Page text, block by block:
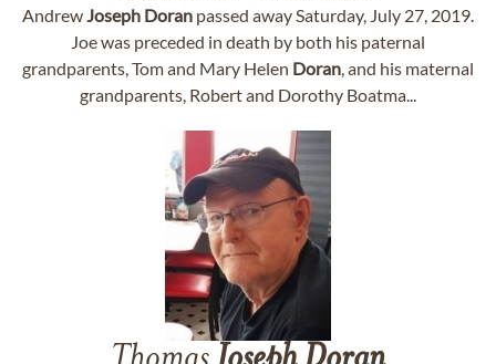
AndrewJoseph Doran passed away Saturday, July 27, 2019.
Joe was preceded in death by both his paternal
grandparents, Tom and Mary Helen Doran, and his maternal
grandparents, Robert and Dorothy Boatma...